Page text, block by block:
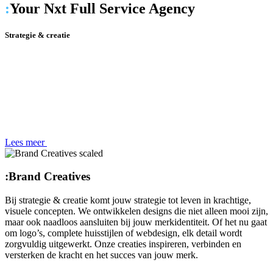
:Your Nxt Full Service Agency
Strategie & creatie
Lees meer
:Brand Creatives
Bij strategie & creatie komt jouw strategie tot leven in krachtige,
visuele concepten. We ontwikkelen designs die niet alleen mooi zijn,
maar ook naadloos aansluiten bij jouw merkidentiteit. Of het nu gaat
om logo’s, complete huisstijlen of webdesign, elk detail wordt
zorgvuldig uitgewerkt. Onze creaties inspireren, verbinden en
versterken de kracht en het succes van jouw merk.